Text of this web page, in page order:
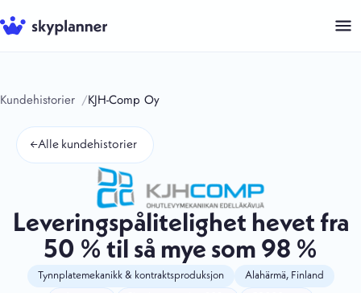
Hopp
til
Kundehistorier KJH-Comp Oy
←Alle kundehistorier
Leveringspålitelighet hevet fra
50 % til så mye som 98 %
Tynnplatemekanikk & kontraktsproduksjon Alahärmä, Finland